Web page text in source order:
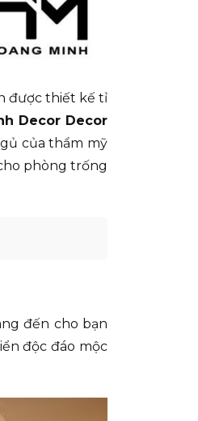
được thiết kế tỉ
Decor Decor
của thẩm mỹ
phòng trống
đến cho bạn
độc đáo mộc